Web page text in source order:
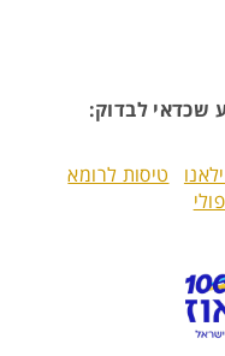
שכדאי לבדוק:
טיסות לרומא